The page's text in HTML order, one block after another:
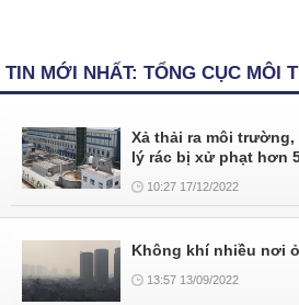
TIN MỚI NHẤT: TỔNG CỤC MÔI
Xả thải ra môi
lý rác bị xử phạt hơn
10:27 17/12/2022
Không khí nhiều nơi
13:57 13/09/2022